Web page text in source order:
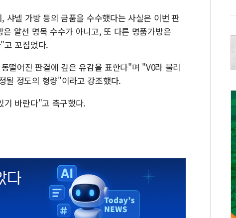
넬 가방 등의 금품을 수수했다는 사실은 이번 판
알선 명목 수수가 아니고, 또 다른 명품가방은
고 꼬집었다.
떨어진 판결에 깊은 유감을 표한다"며 "V0라 불리
될 정도의 형량"이라고 강조했다.
기 바란다"고 촉구했다.